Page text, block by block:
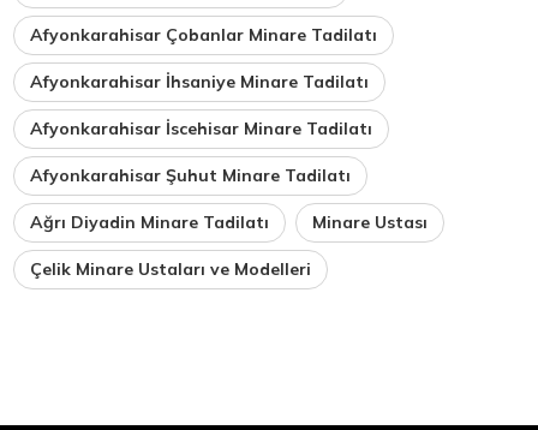
Afyonkarahisar Çobanlar Minare Tadilatı
Afyonkarahisar İhsaniye Minare Tadilatı
Afyonkarahisar İscehisar Minare Tadilatı
Afyonkarahisar Şuhut Minare Tadilatı
Ağrı Diyadin Minare Tadilatı Minare Ustası
Çelik Minare Ustaları ve Modelleri